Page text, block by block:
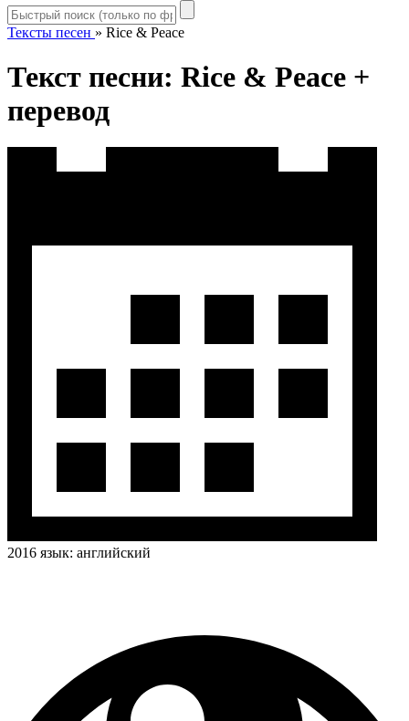
Тексты песен » Rice & Peace
Текст песни: Rice & Peace +
перевод
2016 язык: английский